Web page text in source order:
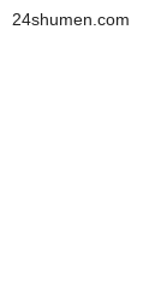
24shumen.com